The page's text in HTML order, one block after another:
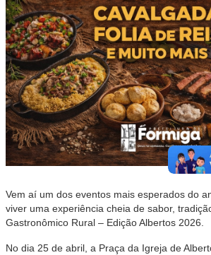
Vem aí um dos eventos mais esperados do
viver uma experiência cheia de sabor,
Gastronômico Rural – Edição Albertos 2026.
No dia 25 de abril, a Praça da Igreja de